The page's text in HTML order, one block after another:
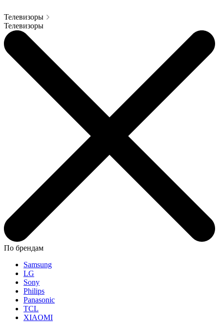
Телевизоры
Телевизоры
По брендам
Samsung
LG
Sony
Philips
Panasonic
TCL
XIAOMI